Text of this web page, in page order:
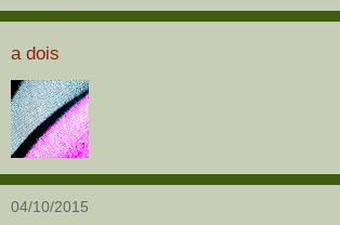
a dois
04/10/2015